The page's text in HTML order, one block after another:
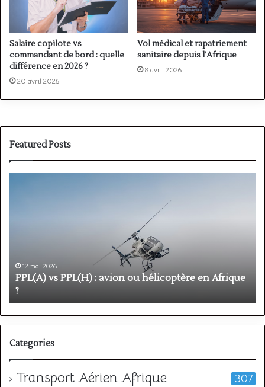
Salaire copilote vs
commandant de bord : quelle
différence en 2026 ?
20 avril 2026
Vol médical et rapatriement
sanitaire depuis l’Afrique
8 avril 2026
Featured Posts
PPL(A)
en
Afrique
12 mai 2026
PPL(A) vs PPL(H) : avion ou hélicoptère en Afrique
?
Categories
Transport Aérien Afrique 307